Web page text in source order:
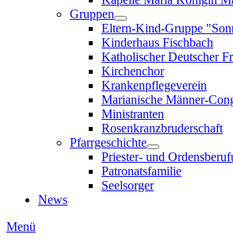
Gruppen
Eltern-Kind-Gruppe
Kinderhaus Fischbach
Katholischer Deutscher
Kirchenchor
Krankenpflegeverein
Marianische Männer-
Ministranten
Rosenkranzbruderschaft
Pfarrgeschichte
Priester- und
Patronatsfamilie
Seelsorger
News
Menü